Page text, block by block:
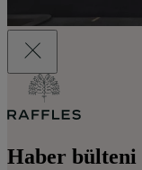
Haber bülteni